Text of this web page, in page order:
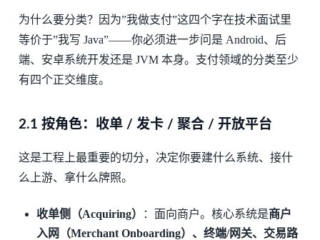
为什么要分类？因为”我做支付”这四个字在技术面试里
等价于”我写 Java”——你必须进一步问是 Android、后
端、安卓系统开发还是 JVM 本身。支付领域的分类至少
有四个正交维度。
2.1 按角色：收单 / 发卡 / 聚合 / 开放平台
这是工程上最重要的切分，决定你要建什么系统、接什
么上游、拿什么牌照。
收单侧（Acquiring） ：面向商户。核心系统是商户
入网（Merchant Onboarding）、终端/网关、交易路